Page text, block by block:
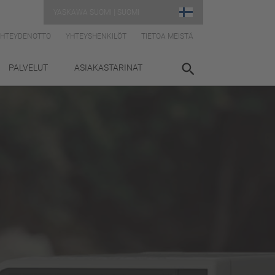
YHTEYSHENKILÖT TIETOA MEISTÄ
PALVELUT ASIAKASTARINAT